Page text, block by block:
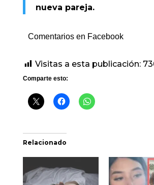
nueva pareja.
Comentarios en Facebook
Visitas a esta publicación:
Comparte esto:
Relacionado